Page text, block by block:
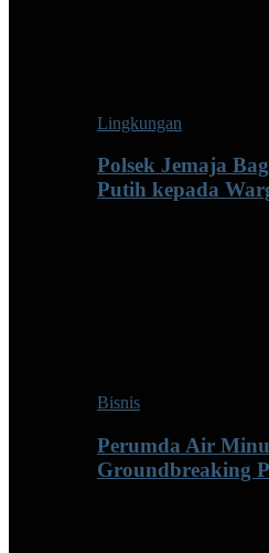
Lingkungan
Polsek Jemaja
Putih kepada
Bisnis
Perumda Air
Groundbreaking